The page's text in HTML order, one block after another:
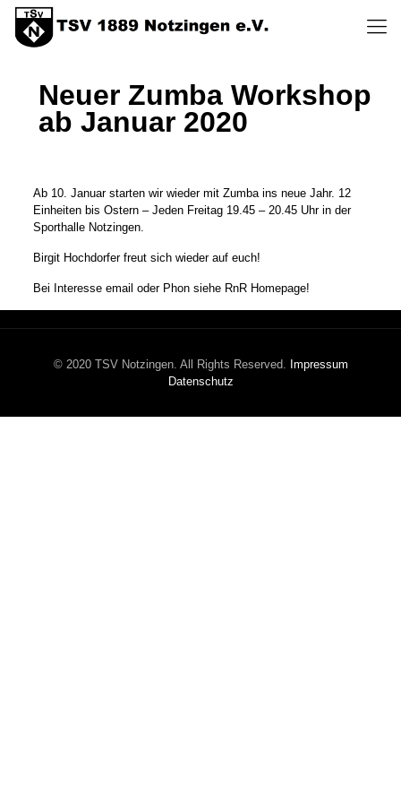
Neuer Zumba Workshop
ab Januar 2020
Ab 10. Januar starten wir wieder mit Zumba ins neue Jahr. 12
Einheiten bis Ostern – Jeden Freitag 19.45 – 20.45 Uhr in der
Sporthalle Notzingen.
Birgit Hochdorfer freut sich wieder auf euch!
Bei Interesse email oder Phon siehe RnR Homepage!
© 2020 TSV Notzingen. All Rights Reserved. Impressum
Datenschutz